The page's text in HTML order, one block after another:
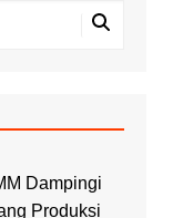
Dampingi
Produksi